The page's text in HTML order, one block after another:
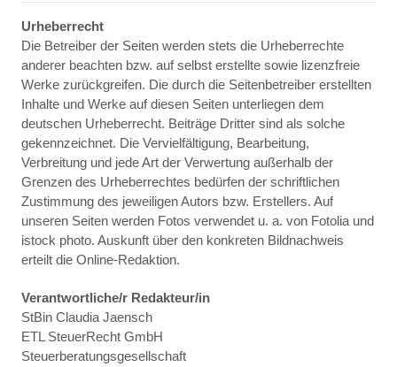
Urheberrecht
Die Betreiber der Seiten werden stets die Urheberrechte
anderer beachten bzw. auf selbst erstellte sowie lizenzfreie
Werke zurückgreifen. Die durch die Seitenbetreiber erstellten
Inhalte und Werke auf diesen Seiten unterliegen dem
deutschen Urheberrecht. Beiträge Dritter sind als solche
gekennzeichnet. Die Vervielfältigung, Bearbeitung,
Verbreitung und jede Art der Verwertung außerhalb der
Grenzen des Urheberrechtes bedürfen der schriftlichen
Zustimmung des jeweiligen Autors bzw. Erstellers. Auf
unseren Seiten werden Fotos verwendet u. a. von Fotolia und
istock photo. Auskunft über den konkreten Bildnachweis
erteilt die Online-Redaktion.
Verantwortliche/r Redakteur/in
StBin Claudia Jaensch
ETL SteuerRecht GmbH
Steuerberatungsgesellschaft